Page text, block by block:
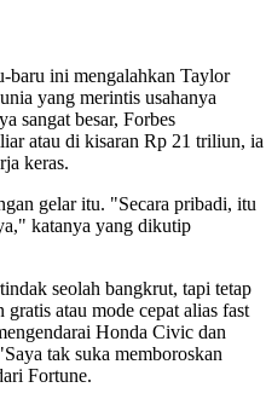
baru ini mengalahkan Taylor
yang merintis usahanya
sangat besar, Forbes
atau di kisaran Rp 21 triliun, ia
keras.
gelar itu. "Secara pribadi, itu
katanya yang dikutip
seolah bangkrut, tapi tetap
atau mode cepat alias fast
Honda Civic dan
tak suka memboroskan
Fortune.